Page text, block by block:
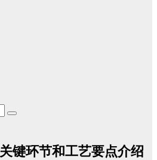
键环节和工艺要点介绍